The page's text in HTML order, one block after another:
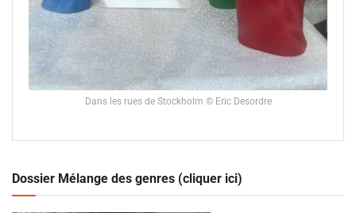
Dans les rues de Stockholm © Eric Desordre
Dossier Mélange des genres (cliquer ici)